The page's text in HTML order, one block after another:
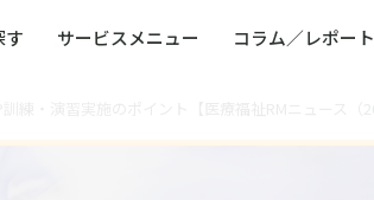
す サービスメニュー コラム／レポート